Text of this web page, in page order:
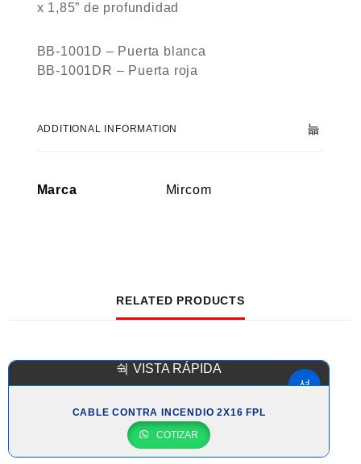
x 1,85” de profundidad
BB-1001D – Puerta blanca
BB-1001DR – Puerta roja
ADDITIONAL INFORMATION
Marca Mircom
RELATED PRODUCTS
VISTA RÁPIDA
CABLE CONTRA INCENDIO 2X16 FPL
COTIZAR